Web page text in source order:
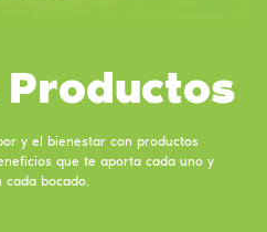
y el bienestar con productos
que te aporta cada uno y
cada bocado.